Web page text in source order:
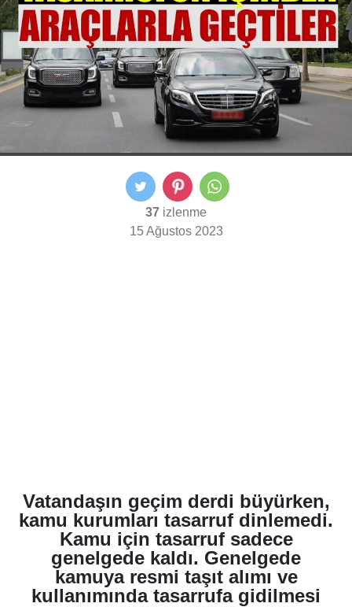
37 izlenme
15 Ağustos 2023
Vatandaşın geçim derdi büyürken,
kamu kurumları tasarruf dinlemedi.
Kamu için tasarruf sadece
genelgede kaldı. Genelgede
kamuya resmi taşıt alımı ve
kullanımında tasarrufa gidilmesi